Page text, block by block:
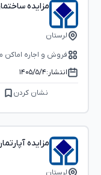
مزایده ساختمان مسکونی
لرستان
فروش و اجاره
انتشار:۱۴۰۵/۵/۴
نشان کردن
مزایده آپارتمان مسکونی
لرستان